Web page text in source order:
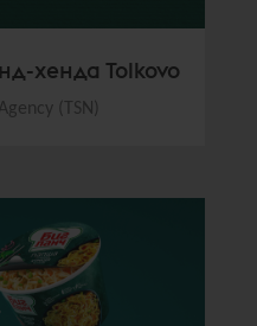
хенда Tolkovo
(TSN)